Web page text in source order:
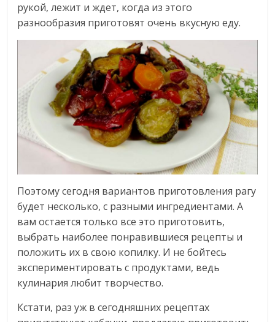
рукой, лежит и ждет, когда из этого
разнообразия приготовят очень вкусную еду.
Поэтому сегодня вариантов приготовления рагу
будет несколько, с разными ингредиентами. А
вам остается только все это приготовить,
выбрать наиболее понравившиеся рецепты и
положить их в свою копилку. И не бойтесь
экспериментировать с продуктами, ведь
кулинария любит творчество.
Кстати, раз уж в сегодняшних рецептах